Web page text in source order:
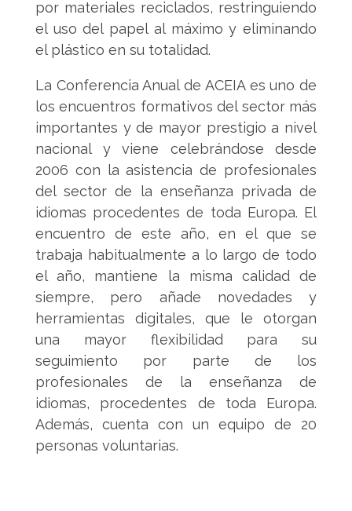
por materiales reciclados, restringuiendo
el uso del papel al máximo y eliminando
el plástico en su totalidad.
La Conferencia Anual de ACEIA es uno de
los encuentros formativos del sector más
importantes y de mayor prestigio a nivel
nacional y viene celebrándose desde
2006 con la asistencia de profesionales
del sector de la enseñanza privada de
idiomas procedentes de toda Europa. El
encuentro de este año, en el que se
trabaja habitualmente a lo largo de todo
el año, mantiene la misma calidad de
siempre, pero añade novedades y
herramientas digitales, que le otorgan
una mayor flexibilidad para su
seguimiento por parte de los
profesionales de la enseñanza de
idiomas, procedentes de toda Europa.
Además, cuenta con un equipo de 20
personas voluntarias.